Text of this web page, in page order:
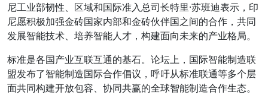
尼工业部韧性、区域和国际准入总司长特里·苏班迪表示，印
尼愿积极加强金砖国家内部和金砖伙伴国之间的合作，共同
发展智能技术、培养智能人才，构建面向未来的产业格局。
标准是各国产业互联互通的基石。论坛上，国际智能制造联
盟发布了智能制造国际合作倡议，呼吁从标准联通等多个层
面共同构建开放包容、协同共赢的全球智能制造合作生态。